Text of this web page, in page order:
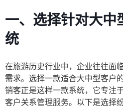
一、选择针对大中
统
在旅游历史行业中，企业往往面
需求。选择一款适合大中型客户
销客正是这样一款系统，它专注
客户关系管理服务。以下是选择